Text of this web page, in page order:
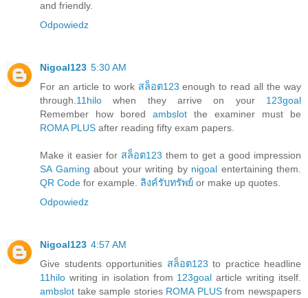
and friendly.
Odpowiedz
Nigoal123 5:30 AM
For an article to work สล็อต123 enough to read all the way
through.11hilo when they arrive on your 123goal
Remember how bored ambslot the examiner must be
ROMA PLUS after reading fifty exam papers.
Make it easier for สล็อต123 them to get a good impression
SA Gaming about your writing by nigoal entertaining them.
QR Code for example. ลิงค์รับทรัพย์ or make up quotes.
Odpowiedz
Nigoal123 4:57 AM
Give students opportunities สล็อต123 to practice headline
11hilo writing in isolation from 123goal article writing itself.
ambslot take sample stories ROMA PLUSfrom newspapers